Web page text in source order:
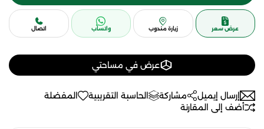
عرض سعر زيارة مندوب واتساب اتصال
عرض في مساحتي
إرسال إيميل مشاركة الحاسبة التقريبية
المفضلة
أضف إلى المقارنة